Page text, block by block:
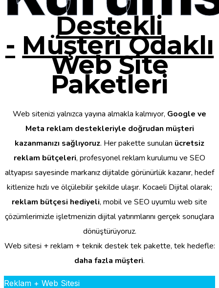
Destekli
- Müşteri Odaklı
Web Site
Paketleri
Web sitenizi yalnızca yayına almakla kalmıyor, Google ve
Meta reklam destekleriyle doğrudan müşteri
kazanmanızı sağlıyoruz. Her pakette sunulan ücretsiz
reklam bütçeleri, profesyonel reklam kurulumu ve SEO
altyapısı sayesinde markanız dijitalde görünürlük kazanır, hedef
kitlenize hızlı ve ölçülebilir şekilde ulaşır. Kocaeli Dijital olarak;
reklam bütçesi hediyeli, mobil ve SEO uyumlu web site
çözümlerimizle işletmenizin dijital yatırımlarını gerçek sonuçlara
dönüştürüyoruz.
Web sitesi + reklam + teknik destek tek pakette, tek hedefle:
daha fazla müşteri.
Reklam + Web Sitesi